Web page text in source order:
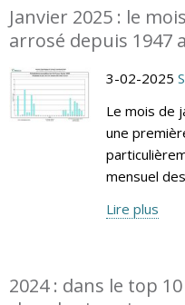
Janvier 2025 : le
arrosé depuis 1947
3-02-2025
Le mois de
une
mensuel
Lire plus
2024 : dans le top